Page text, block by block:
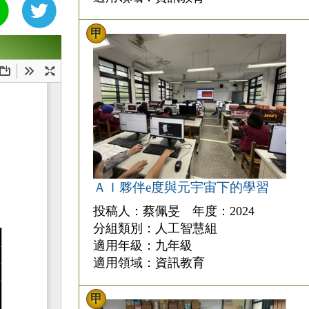
ＡＩ夥伴e度與元宇宙下的學習
甲
投稿人：蔡佩旻 年度：2024
分組類別：人工智慧組
適用年級：九年級
適用領域：資訊教育
甲